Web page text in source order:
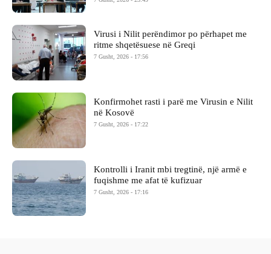
Virusi i Nilit perëndimor po përhapet me
ritme shqetësuese në Greqi
7 Gusht, 2026 - 17:56
Konfirmohet rasti i parë me Virusin e Nilit
në Kosovë
7 Gusht, 2026 - 17:22
Kontrolli i Iranit mbi tregtinë, një armë e
fuqishme me afat të kufizuar
7 Gusht, 2026 - 17:16